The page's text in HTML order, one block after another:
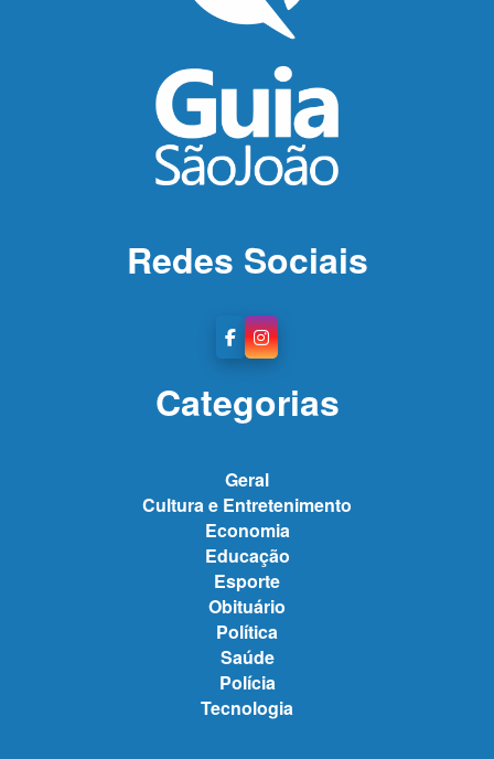
Redes Sociais
Categorias
Geral
Cultura e Entretenimento
Economia
Educação
Esporte
Obituário
Política
Saúde
Polícia
Tecnologia